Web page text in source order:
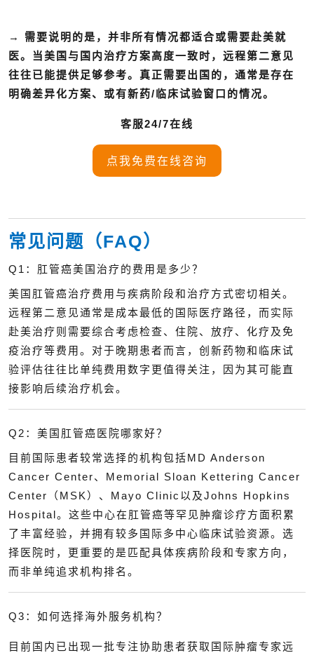
→ 需要说明的是，并非所有情况都适合或需要赴美就
医。当美国与国内治疗方案高度一致时，远程第二意见
往往已能提供足够参考。真正需要出国的，通常是存在
明确差异化方案、或有新药/临床试验窗口的情况。
客服24/7在线
点我免费在线咨询
常见问题（FAQ）
Q1：肛管癌美国治疗的费用是多少？
美国肛管癌治疗费用与疾病阶段和治疗方式密切相关。
远程第二意见通常是成本最低的国际医疗路径，而实际
赴美治疗则需要综合考虑检查、住院、放疗、化疗及免
疫治疗等费用。对于晚期患者而言，创新药物和临床试
验评估往往比单纯费用数字更值得关注，因为其可能直
接影响后续治疗机会。
Q2：美国肛管癌医院哪家好？
目前国际患者较常选择的机构包括MD Anderson
Cancer Center、Memorial Sloan Kettering Cancer
Center（MSK）、Mayo Clinic以及Johns Hopkins
Hospital。这些中心在肛管癌等罕见肿瘤诊疗方面积累
了丰富经验，并拥有较多国际多中心临床试验资源。选
择医院时，更重要的是匹配具体疾病阶段和专家方向，
而非单纯追求机构排名。
Q3：如何选择海外服务机构？
目前国内已出现一批专注协助患者获取国际肿瘤专家远